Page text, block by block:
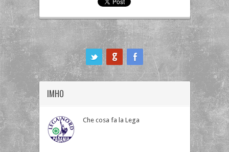
IMHO
Che cosa fa la Lega